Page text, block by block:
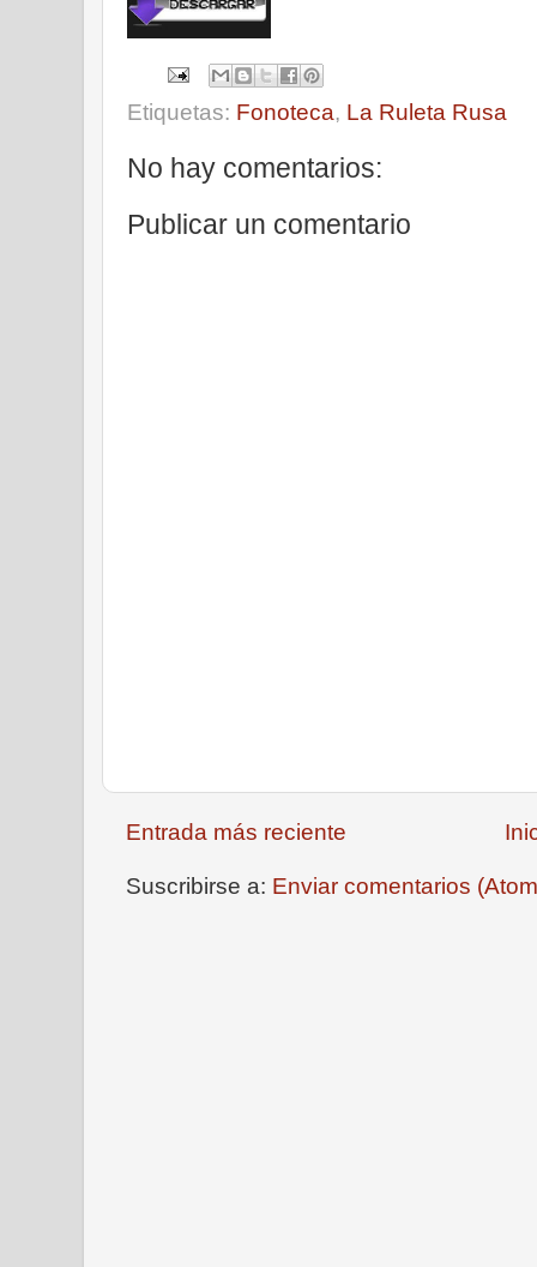
Etiquetas: Fonoteca, La Ruleta Rusa
No hay comentarios:
Publicar un comentario
Entrada más reciente
Suscribirse a: Enviar comentarios